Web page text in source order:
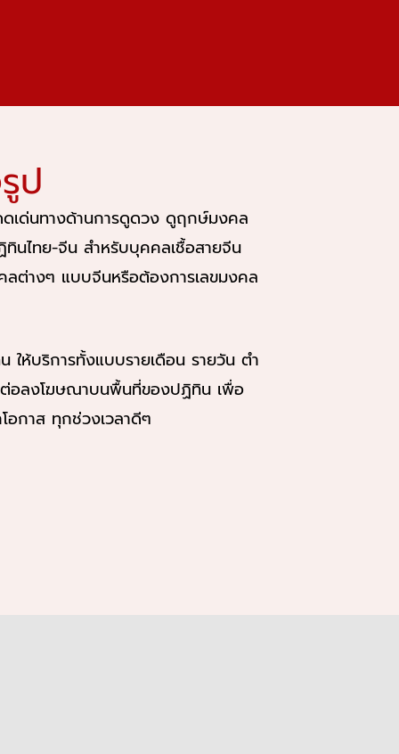
ป
ดเด่นทางด้านการดูดวง ดูฤกษ์มงคล
ทินไทย-จีน สำหรับบุคคลเชื้อสายจีน
ต่างๆ แบบจีนหรือต้องการเลขมงคล
ให้บริการทั้งแบบรายเดือน รายวัน ตำ
ต่อลงโฆษณาบนพื้นที่ของปฏิทิน เพื่อ
อกาส ทุกช่วงเวลาดีๆ